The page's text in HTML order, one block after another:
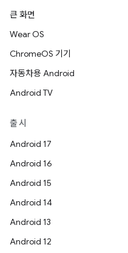
큰 화면
Wear OS
ChromeOS 기기
자동차용 Android
Android TV
출시
Android 17
Android 16
Android 15
Android 14
Android 13
Android 12